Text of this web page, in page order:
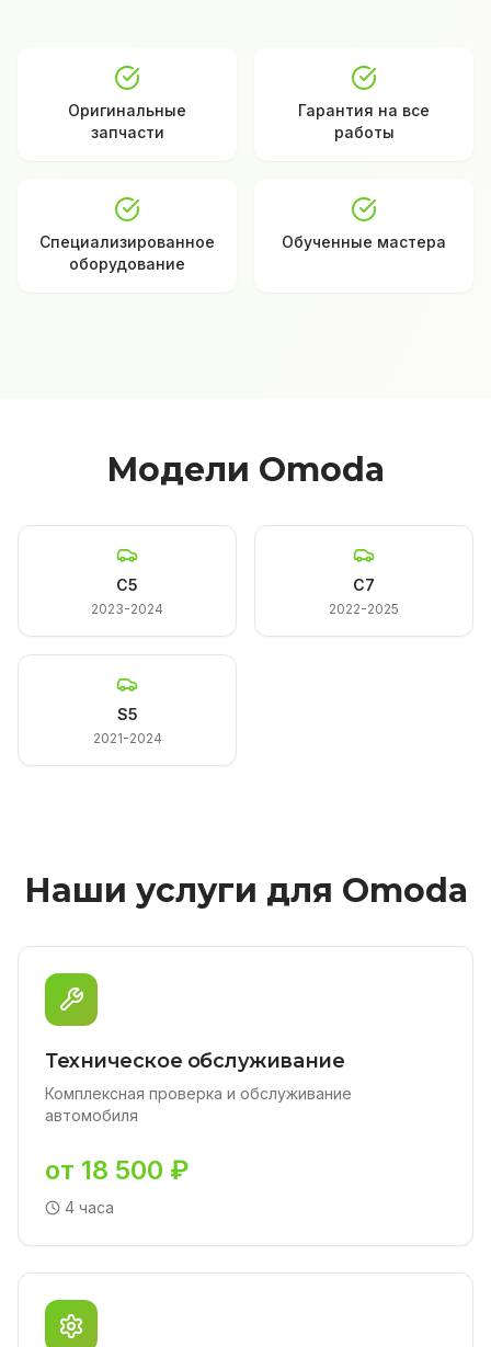
Оригинальные
запчасти
Гарантия на все
работы
Специализированное
оборудование
Обученные мастера
Модели Omoda
C5
2023-2024
C7
2022-2025
S5
2021-2024
Наши услуги для Omoda
Техническое обслуживание
Комплексная проверка и обслуживание
автомобиля
от 18 500 ₽
4 часа